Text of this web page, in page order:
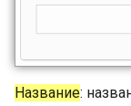
Название: